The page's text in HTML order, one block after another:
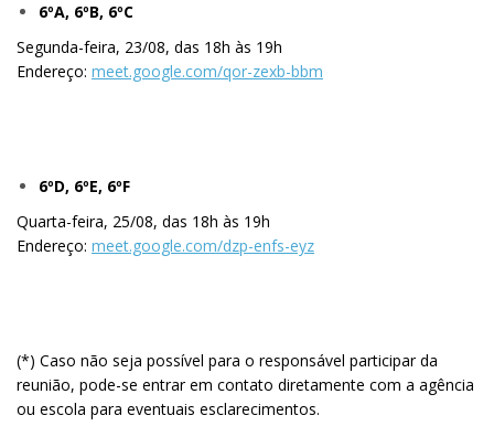
6ºA, 6ºB, 6ºC
Segunda-feira, 23/08, das 18h às 19h
Endereço: meet.google.com/qor-zexb-bbm
6ºD, 6ºE, 6ºF
Quarta-feira, 25/08, das 18h às 19h
Endereço: meet.google.com/dzp-enfs-eyz
(*) Caso não seja possível para o responsável participar da
reunião, pode-se entrar em contato diretamente com a agência
ou escola para eventuais esclarecimentos.